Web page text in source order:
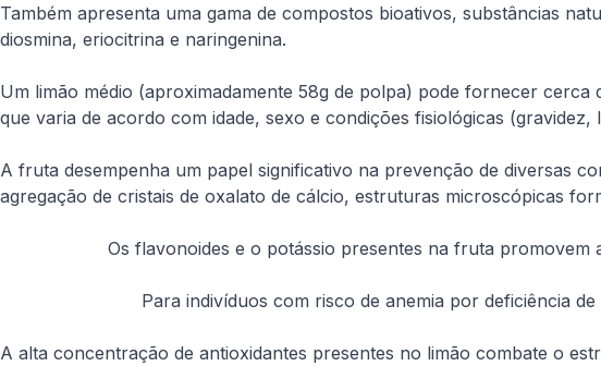
Também apresenta uma gama de compostos bioativos, substâncias
diosmina, eriocitrina e naringenina.
Um limão médio (aproximadamente 58g de polpa) pode fornecer
que varia de acordo com idade, sexo e condições fisiológicas
A fruta desempenha um papel significativo na prevenção de diversas
agregação de cristais de oxalato de cálcio, estruturas microscópicas
Os flavonoides e o potássio presentes na fruta promovem
Para indivíduos com risco de anemia por deficiência
A alta concentração de antioxidantes presentes no limão combate o